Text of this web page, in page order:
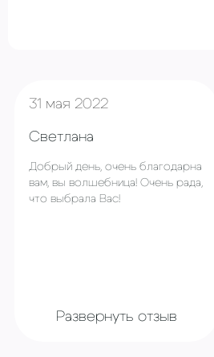
31 мая 2022
Светлана
Добрый день, очень благодарна
вам, вы волшебница! Очень рада,
что выбрала Вас!
Развернуть отзыв